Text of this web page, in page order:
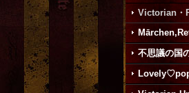
Victorian・
不思議の国